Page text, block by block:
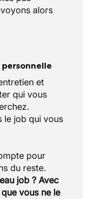
alors
personnelle
et
qui vous
le job qui vous
pour
job ? Avec
vous ne le